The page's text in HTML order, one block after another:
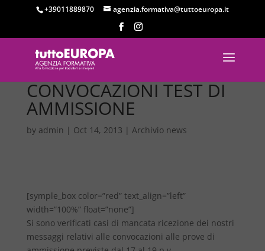
+39011889870 agenzia.formativa@tuttoeuropa.it
CONVOCAZIONI TEST DI
AMMISSIONE
by admin | Oct 14, 2013 | Archivio news
[symple_box color=”red” text_align=”left”
width=”100%” float=”none”]
Si sono verificati casi di mancata ricezione dei nostri
messaggi relativi alle convocazioni alle prove di